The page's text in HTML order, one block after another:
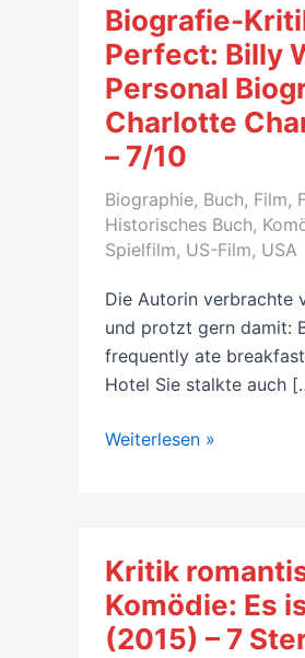
Biografie-
Perfect: Billy
Personal
Charlotte
– 7/10
Biographie, Buch, Film,
Historisches Buch,
Spielfilm, US-Film, USA
Die Autorin verbrachte
und protzt gern damit:
frequently ate
Hotel Sie stalkte auch
Biografie-
Wilder
–
A
Weiterlesen »
Kritik
Komödie: Es
(2015) – 7